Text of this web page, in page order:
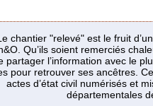
chantier "relevé" est le fruit
Qu’ils soient remerciés
partager l’information avec le
pour retrouver ses ancêtres.
actes d’état civil numérisés et
départementales